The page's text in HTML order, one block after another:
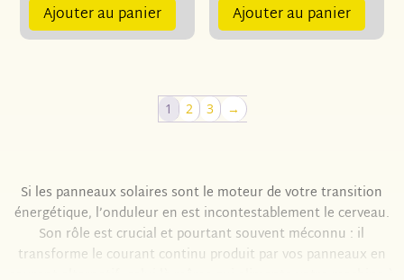
Ajouter au panier Ajouter au panier
1 2 3 →
Si les panneaux solaires sont le moteur de votre transition
énergétique, l’onduleur en est incontestablement le cerveau.
Son rôle est crucial et pourtant souvent méconnu : il
transforme le courant continu produit par vos panneaux en